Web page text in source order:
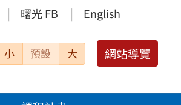
曙光 FB English
小 預設 大 網站導覽